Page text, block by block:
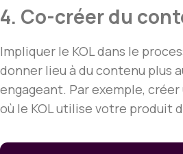
4. Co-créer du
Impliquer le KOL dans le
donner lieu à du contenu plus
engageant. Par exemple,
où le KOL utilise votre produit